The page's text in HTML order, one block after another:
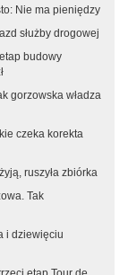
Nie ma pieniędzy
służby drogowej
budowy
gorzowska władza
czeka korekta
ruszyła zbiórka
Tak
i dziewięciu